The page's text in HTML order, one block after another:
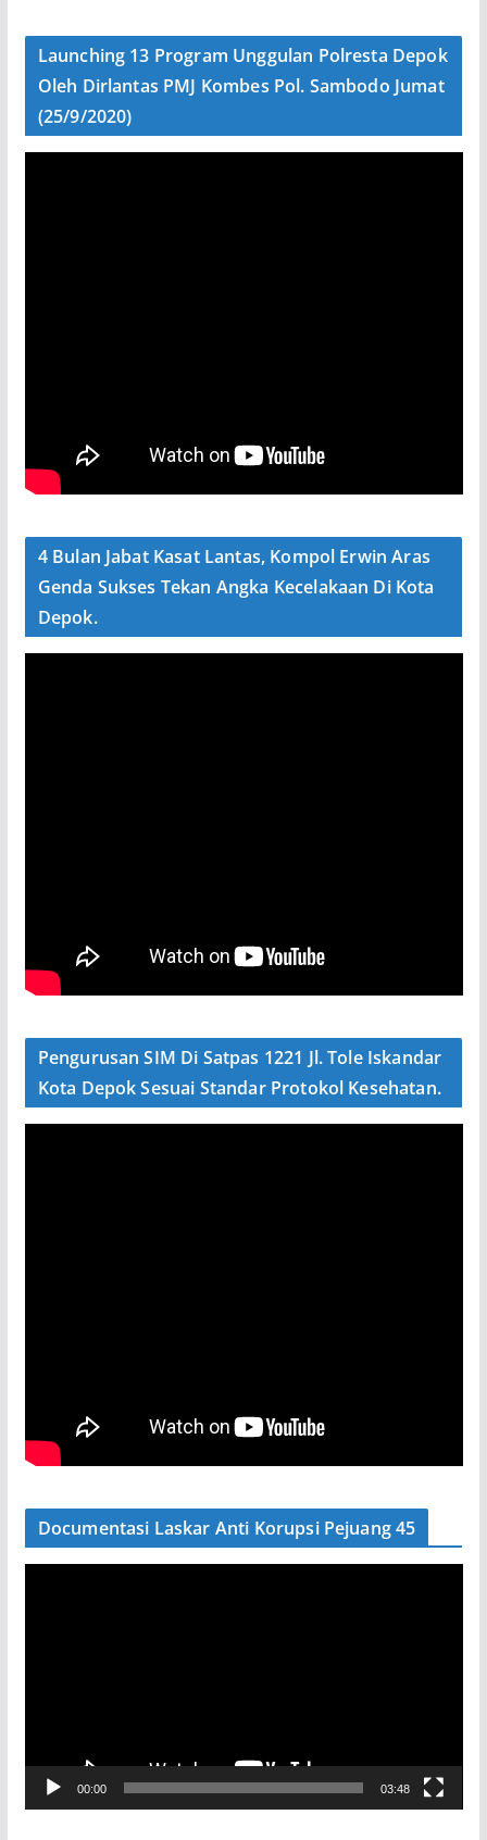
Launching 13 Program Unggulan Polresta Depok
Oleh Dirlantas PMJ Kombes Pol. Sambodo Jumat
(25/9/2020)
4 Bulan Jabat Kasat Lantas, Kompol Erwin Aras
Genda Sukses Tekan Angka Kecelakaan Di Kota
Depok.
Pengurusan SIM Di Satpas 1221 Jl. Tole Iskandar
Kota Depok Sesuai Standar Protokol Kesehatan.
Documentasi Laskar Anti Korupsi Pejuang 45
V
00:00 03:48